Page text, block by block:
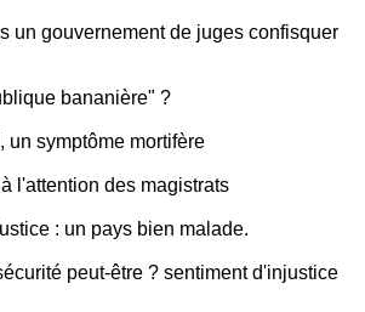
un gouvernement de juges confisquer
bananière" ?
un symptôme mortifère
l'attention des magistrats
: un pays bien malade.
peut-être ? sentiment d'injustice